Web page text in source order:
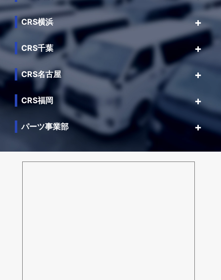
CRS横浜
CRS千葉
CRS名古屋
CRS福岡
パーツ事業部